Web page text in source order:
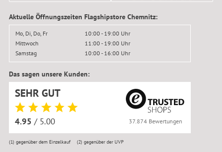
Aktuelle Öffnungszeiten Flagshipstore Chemnitz:
Mo, Di, Do, Fr
10:00 - 19:00 Uhr
Mittwoch
11:00 - 19:00 Uhr
Samstag
10:00 - 16:00 Uhr
Das sagen unsere Kunden:
SEHR GUT
4.95 / 5.00 37.874 Bewertungen
(1)gegenüber dem Einzelkauf (2) gegenüber der UVP